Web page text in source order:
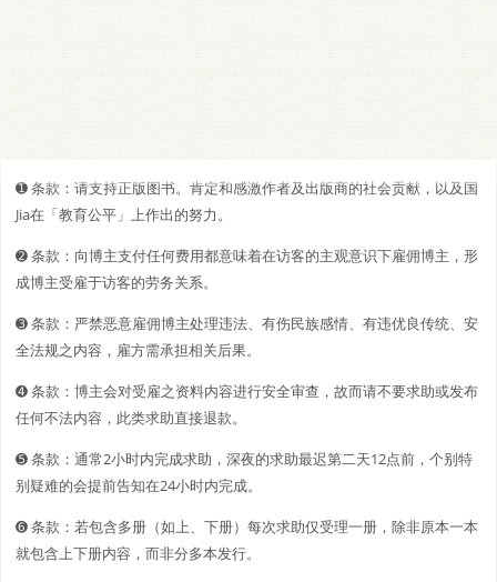
➊️ 条款：请支持正版图书。肯定和感激作者及出版商的社会贡献，以及国
Jia在「教育公平」上作出的努力。
➋️️ 条款：向博主支付任何费用都意味着在访客的主观意识下雇佣博主，形
成博主受雇于访客的劳务关系。
➌ 条款：严禁恶意雇佣博主处理违法、有伤民族感情、有违优良传统、安
全法规之内容，雇方需承担相关后果。
➍ 条款：博主会对受雇之资料内容进行安全审查，故而请不要求助或发布
任何不法内容，此类求助直接退款。
➎ 条款：通常2小时内完成求助，深夜的求助最迟第二天12点前，个别特
别疑难的会提前告知在24小时内完成。
➏ 条款：若包含多册（如上、下册）每次求助仅受理一册，除非原本一本
就包含上下册内容，而非分多本发行。